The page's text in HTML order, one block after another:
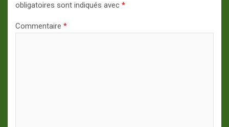
obligatoires sont indiqués avec *
Commentaire *